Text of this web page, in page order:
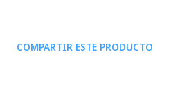
COMPARTIR ESTE PRODUCTO